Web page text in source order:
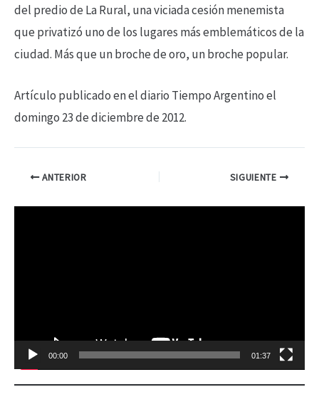
del predio de La Rural, una viciada cesión menemista
que privatizó uno de los lugares más emblemáticos de la
ciudad. Más que un broche de oro, un broche popular.
Artículo publicado en el diario Tiempo Argentino el
domingo 23 de diciembre de 2012.
ANTERIOR SIGUIENTE
d
c
00:00 01:37